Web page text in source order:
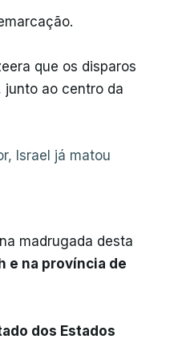
que os disparos
junto ao centro da
Israel já matou
madrugada desta
e na província de
dos Estados